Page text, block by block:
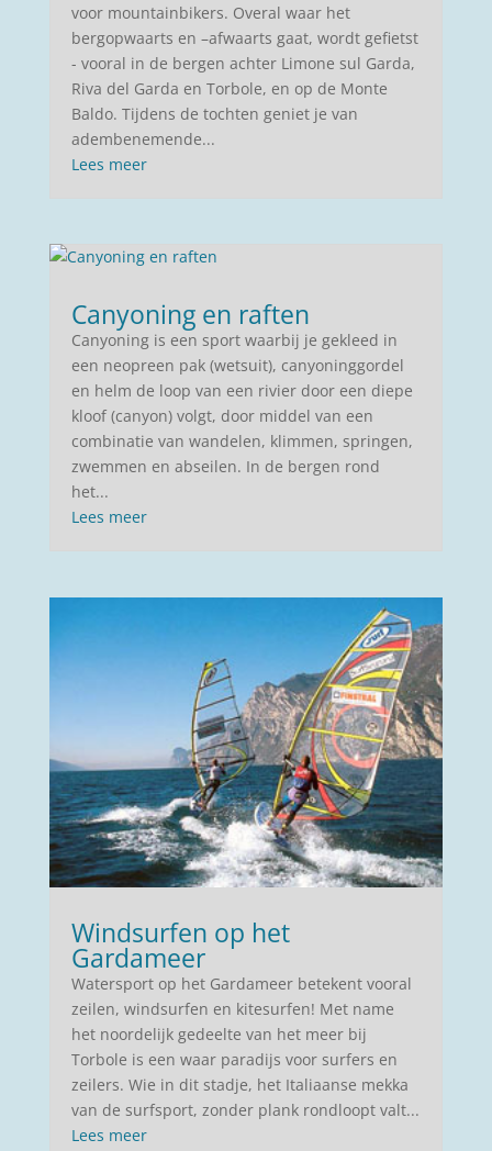
voor mountainbikers. Overal waar het
bergopwaarts en –afwaarts gaat, wordt gefietst
- vooral in de bergen achter Limone sul Garda,
Riva del Garda en Torbole, en op de Monte
Baldo. Tijdens de tochten geniet je van
adembenemende...
Lees meer
Canyoning en raften
Canyoning is een sport waarbij je gekleed in
een neopreen pak (wetsuit), canyoninggordel
en helm de loop van een rivier door een diepe
kloof (canyon) volgt, door middel van een
combinatie van wandelen, klimmen, springen,
zwemmen en abseilen. In de bergen rond
het...
Lees meer
Windsurfen op het
Gardameer
Watersport op het Gardameer betekent vooral
zeilen, windsurfen en kitesurfen! Met name
het noordelijk gedeelte van het meer bij
Torbole is een waar paradijs voor surfers en
zeilers. Wie in dit stadje, het Italiaanse mekka
van de surfsport, zonder plank rondloopt valt...
Lees meer